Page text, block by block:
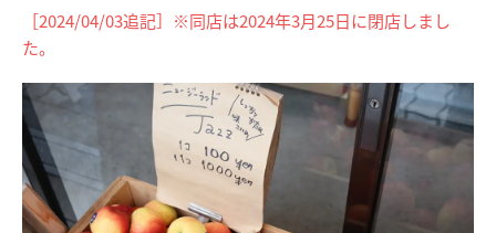
［2024/04/03追記］※同店は2024年3月25日に閉店しまし
た。